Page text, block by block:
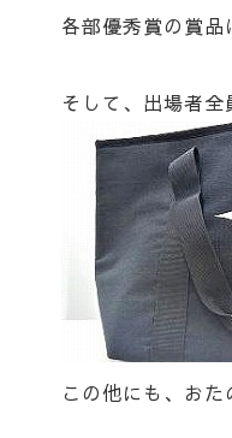
各部優秀賞の賞
そして、出場者
この他にも、おた